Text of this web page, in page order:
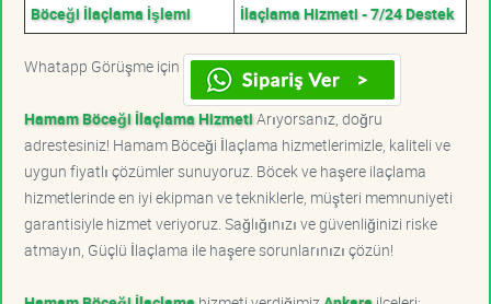
Böceği İlaçlama İşlemi
İlaçlama Hizmeti - 7/24 Destek
Whatapp Görüşme için
Hamam Böceği İlaçlama HizmetiArıyorsanız, doğru
adrestesiniz! Hamam Böceği İlaçlama hizmetlerimizle, kaliteli ve
uygun fiyatlı çözümler sunuyoruz. Böcek ve haşere ilaçlama
hizmetlerinde en iyi ekipman ve tekniklerle, müşteri memnuniyeti
garantisiyle hizmet veriyoruz. Sağlığınızı ve güvenliğinizi riske
atmayın, Güçlü İlaçlama ile haşere sorunlarınızı çözün!